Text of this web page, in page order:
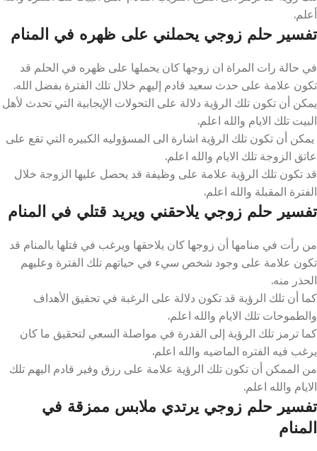
أعلم.
تفسير حلم زوجي يحملني على ظهره في المنام
في حالة رات المراة ان زوجها كان يحملها على ظهره في الحلم قد
تكون علامة على حدث سعيد قادم إليهم خلال تلك الفترة بفضل الله.
يمكن أن تكون تلك الرؤية دلالة على التحولات الإيجابية التي تحدث لأهل
البيت تلك الايام والله اعلم.
يمكن أن تكون تلك الرؤية اشارة الى المسؤوليه الكبيره التي تقع على
عاتق الزوجة تلك الايام والله اعلم.
قد تكون تلك الرؤية علامة على وظيفة قد يحصل عليها الزوجة خلال
الفترة المقبلة والله اعلم.
تفسير حلم زوجي يلاحقني ويريد قتلي في المنام
من رأت في منامها أن زوجها كان يلاحقها ويرغب في قتلها بالمنام قد
تكون علامة على وجود شخص سيء في حياتهم تلك الفترة وعليهم
الحذر منه.
كما أن تلك الرؤية قد تكون دلالة على الرغبة في تحقيق الأهداف
والطموحات تلك الايام والله اعلم.
كما ترمز تلك الرؤية إلى القدرة في مواصلة السعي لتحقيق ما كان
يرغب فيه الفتره الماضيه والله اعلم.
من الممكن أن تكون تلك الرؤية علامة على رزق وفير قادم اليهم تلك
الايام والله اعلم.
تفسير حلم زوجي يرتدي ملابس ممزقة في
المنام